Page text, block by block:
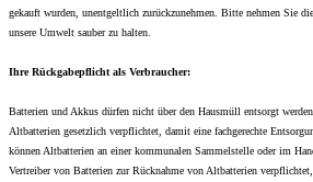
gekauft wurden, unentgeltlich zurückzunehmen. Bitte nehmen Sie
unsere Umwelt sauber zu halten.
Ihre Rückgabepflicht als Verbraucher:
Batterien und Akkus dürfen nicht über den Hausmüll entsorgt
Altbatterien gesetzlich verpflichtet, damit eine fachgerechte
können Altbatterien an einer kommunalen Sammelstelle oder im
Vertreiber von Batterien zur Rücknahme von Altbatterien